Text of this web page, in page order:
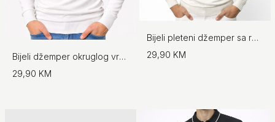
Bijeli džemper okruglog vrata
29,90 KM
Bijeli pleteni džemper sa rolkom
29,90 KM